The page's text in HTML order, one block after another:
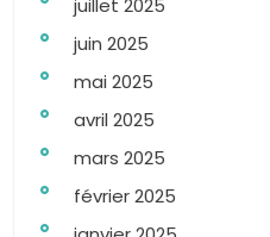
juillet 2025
juin 2025
mai 2025
avril 2025
mars 2025
février 2025